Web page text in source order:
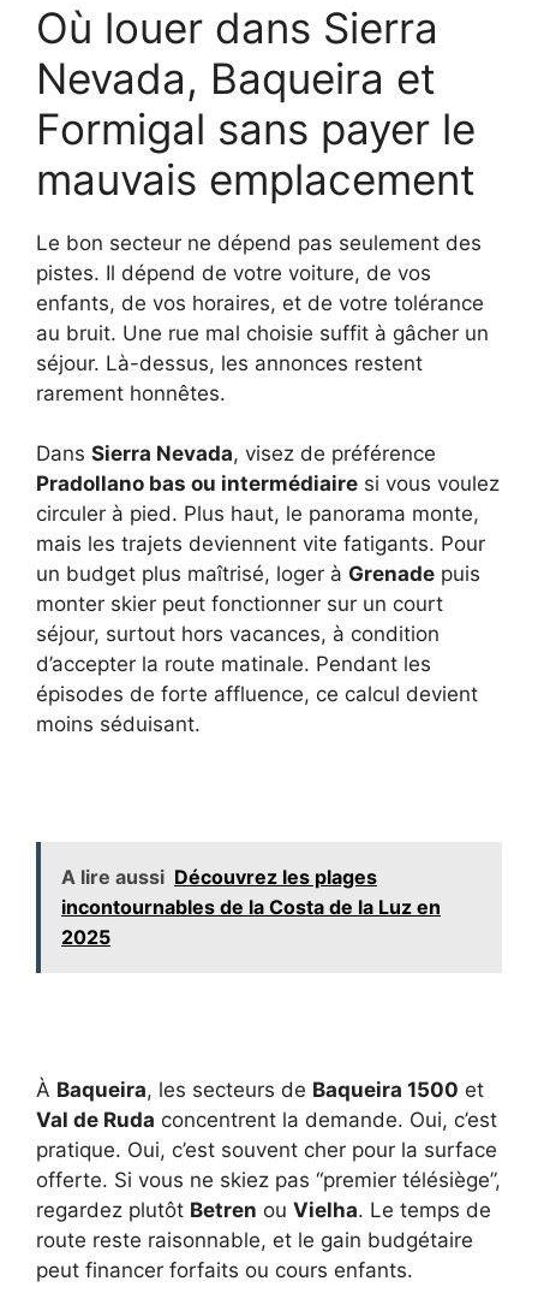
Où louer dans Sierra
Nevada, Baqueira et
Formigal sans payer le
mauvais emplacement
Le bon secteur ne dépend pas seulement des
pistes. Il dépend de votre voiture, de vos
enfants, de vos horaires, et de votre tolérance
au bruit. Une rue mal choisie suffit à gâcher un
séjour. Là-dessus, les annonces restent
rarement honnêtes.
Dans Sierra Nevada, visez de préférence
Pradollano bas ou intermédiaire si vous voulez
circuler à pied. Plus haut, le panorama monte,
mais les trajets deviennent vite fatigants. Pour
un budget plus maîtrisé, loger à Grenade puis
monter skier peut fonctionner sur un court
séjour, surtout hors vacances, à condition
d’accepter la route matinale. Pendant les
épisodes de forte affluence, ce calcul devient
moins séduisant.
A lire aussi Découvrez les plages
incontournables de la Costa de la Luz en
2025
À Baqueira, les secteurs de Baqueira 1500 et
Val de Ruda concentrent la demande. Oui, c’est
pratique. Oui, c’est souvent cher pour la surface
offerte. Si vous ne skiez pas “premier télésiège”,
regardez plutôt Betren ou Vielha. Le temps de
route reste raisonnable, et le gain budgétaire
peut financer forfaits ou cours enfants.